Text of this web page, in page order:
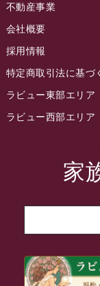
2022年5月
2022年4月
2022年3月
2021年9月
2021年8月
2021年7月
2021年6月
家
不動産事業
会社概要
採用情報
特定商取引法に基づ
ラビュー東部エリア
ラビュー西部エリア